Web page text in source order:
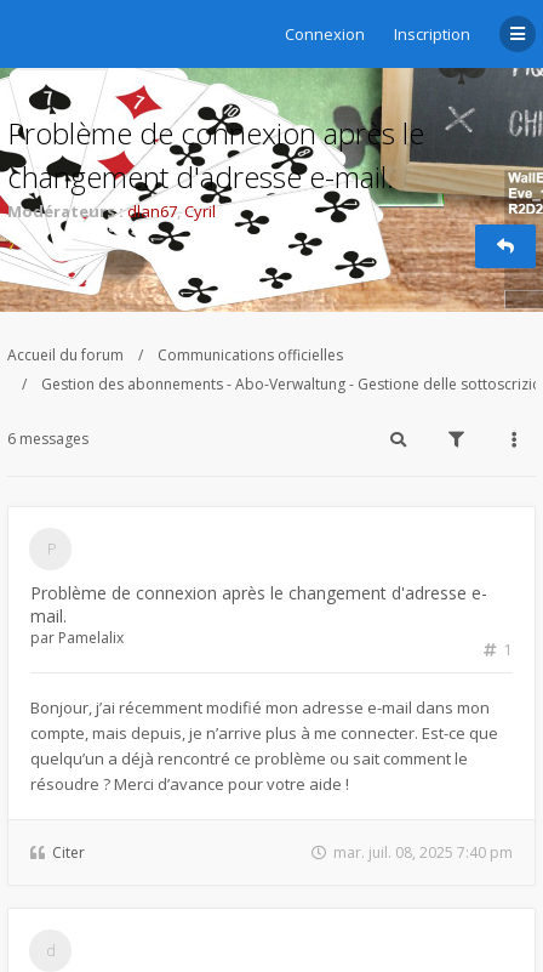
Connexion Inscription
Problème de connexion après le
changement d'adresse e-mail.
Modérateurs :dlan67,Cyril
Accueil du forum
Communications officielles
Gestion des abonnements - Abo-Verwaltung - Gestione delle
6 messages
Problème de connexion après le changement d'adresse e-
mail.
1
par Pamelalix
Bonjour, j’ai récemment modifié mon adresse e-mail dans mon
compte, mais depuis, je n’arrive plus à me connecter. Est-ce que
quelqu’un a déjà rencontré ce problème ou sait comment le
résoudre ? Merci d’avance pour votre aide !
Citer mar. juil. 08, 2025 7:40 pm